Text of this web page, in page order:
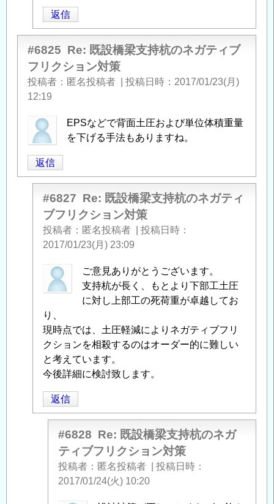
橋
梁
支
持
杭
の
ネ
テ
ィ
ブ
フ
リ
ク
シ
ョ
ン
策
へ
返
信
返信
#6825 Re: 既設橋梁支持杭のネガティブ
フリクション対策
投稿者 匿名投稿者 投稿日時
2017/01/23(月)
12:19
EPSなどで背面土圧および単位体積重量
を下げる手法もありますね。
返信
#6827 Re: 既設橋梁支持杭のネガティ
ブフリクション対策
投稿者 匿名投稿者
投稿日時
2017/01/23(月) 23:09
匿
名
稿
者
に
よ
る
既
設
ご意見ありがとうございます。
支持杭が長く、もとより下部工土圧
に対し上部工の死荷重が卓越してお
り、
現時点では、土圧軽減によりネガティブフリ
クションを相殺するのはオーダー的に難しい
と考えています。
今後詳細に検討致します。
返信
#6828 Re: 既設橋梁支持杭のネガ
ティブフリクション対策
投稿者 匿名投稿者
投稿日時
2017/01/24(火) 10:20